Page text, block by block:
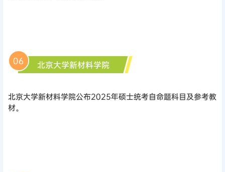
06 北京大学新材料学院
北京大学新材料学院公布2025年硕士统考自命题科目及参考教
材。